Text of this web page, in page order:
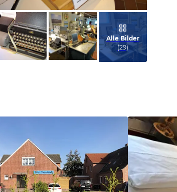
Bild melden
von Jörn
Alle Bilder
(29)